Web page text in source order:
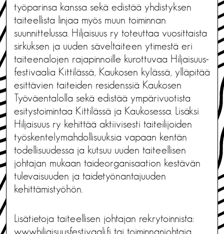
työparinsa kanssa sekä edistää yhdistyksen
taiteellista linjaa myös muun toiminnan
suunnittelussa. Hiljaisuus ry toteuttaa vuosittaista
sirkuksen ja uuden säveltaiteen ytimestä eri
taiteenalojen rajapinnoille kurottuvaa Hiljaisuus-
festivaalia Kittilässä, Kaukosen kylässä, ylläpitää
esittävien taiteiden residenssiä Kaukosen
Työväentalolla sekä edistää ympärivuotista
esitystoimintaa Kittilässä ja Kaukosessa. Lisäksi
Hiljaisuus ry kehittää aktiivisesti taiteilijoiden
työskentelymahdollisuuksia vapaan kentän
todellisuudessa ja kutsuu uuden taiteellisen
johtajan mukaan taideorganisaation kestävän
tulevaisuuden ja taidetyönantajuuden
kehittämistyöhön.
Lisätietoja taiteellisen johtajan rekrytoinnista:
www.hiljaisuusfestivaali.fi tai toiminnanjohtaja